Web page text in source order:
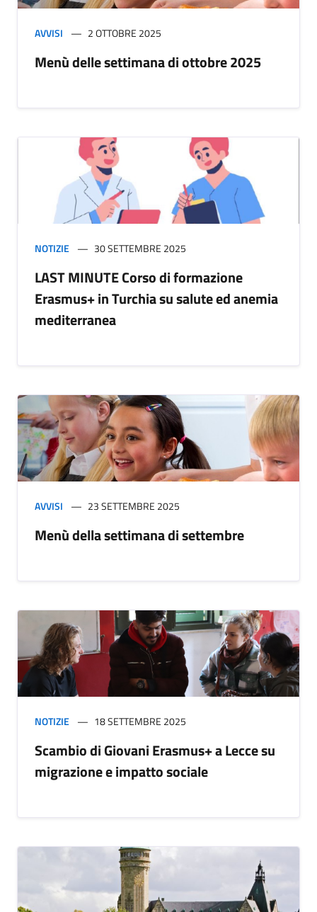
AVVISI 2 OTTOBRE 2025
Menù delle settimana di ottobre 2025
NOTIZIE 30 SETTEMBRE 2025
LAST MINUTE Corso di formazione
Erasmus+ in Turchia su salute ed anemia
mediterranea
AVVISI 23 SETTEMBRE 2025
Menù della settimana di settembre
NOTIZIE 18 SETTEMBRE 2025
Scambio di Giovani Erasmus+ a Lecce su
migrazione e impatto sociale